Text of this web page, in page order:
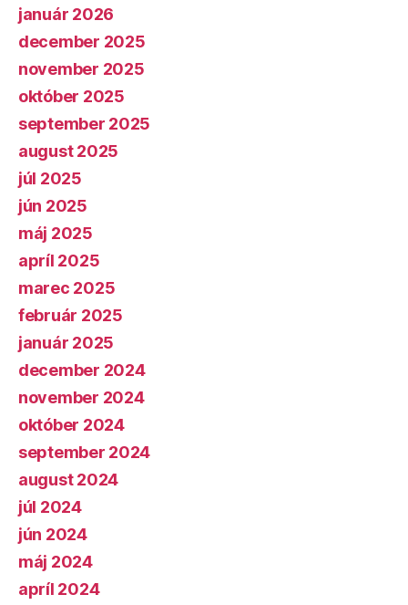
január 2026
december 2025
november 2025
október 2025
september 2025
august 2025
júl 2025
jún 2025
máj 2025
apríl 2025
marec 2025
február 2025
január 2025
december 2024
november 2024
október 2024
september 2024
august 2024
júl 2024
jún 2024
máj 2024
apríl 2024